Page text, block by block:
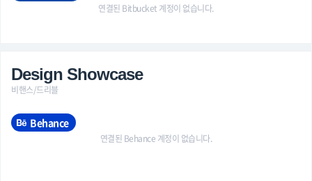
연결된 Bitbucket 계정이 없습니다.
Design Showcase
비핸스/드리블
Behance
연결된 Behance 계정이 없습니다.